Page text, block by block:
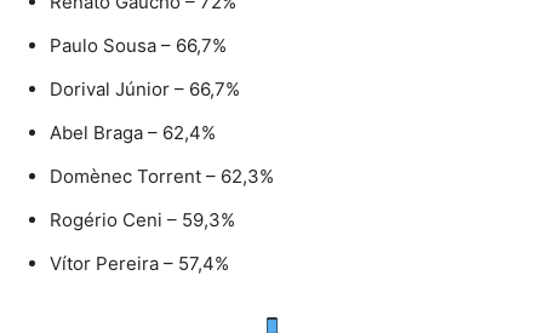
Paulo Sousa – 66,7%
Dorival Júnior – 66,7%
Abel Braga – 62,4%
Domènec Torrent – 62,3%
Rogério Ceni – 59,3%
Vítor Pereira – 57,4%